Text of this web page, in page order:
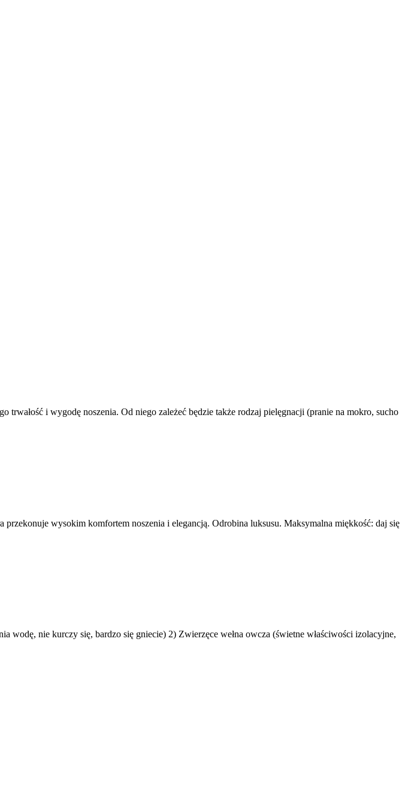
i wygodę noszenia. Od niego zależeć będzie także rodzaj pielęgnacji (pranie na mokro, sucho
wysokim komfortem noszenia i elegancją. Odrobina luksusu. Maksymalna miękkość: daj się
wodę, nie kurczy się, bardzo się gniecie) 2) Zwierzęce wełna owcza (świetne właściwości izolacyjne,